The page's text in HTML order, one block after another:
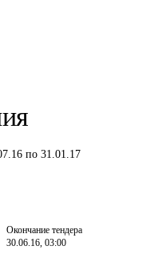
по 31.01.17
Окончание тендера
30.06.16, 03:00